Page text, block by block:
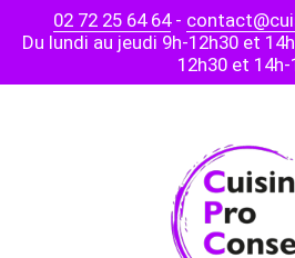
02 72 25 64 64-
Du lundi au jeudi 9h-12h30 et
12h30 et 14h-